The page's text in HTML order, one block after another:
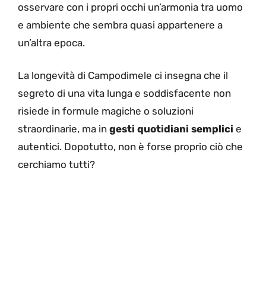
osservare con i propri occhi un’armonia tra uomo
e ambiente che sembra quasi appartenere a
un’altra epoca.
La longevità di Campodimele ci insegna che il
segreto di una vita lunga e soddisfacente non
risiede in formule magiche o soluzioni
straordinarie, ma in gesti quotidiani semplici e
autentici. Dopotutto, non è forse proprio ciò che
cerchiamo tutti?